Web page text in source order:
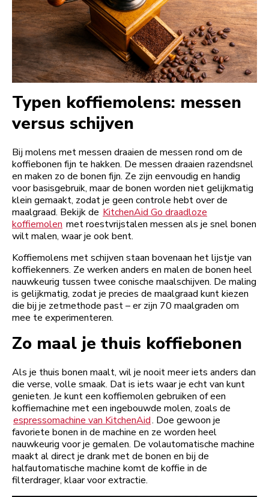
Typen koffiemolens: messen
versus schijven
Bij molens met messen draaien de messen rond om de
koffiebonen fijn te hakken. De messen draaien razendsnel
en maken zo de bonen fijn. Ze zijn eenvoudig en handig
voor basisgebruik, maar de bonen worden niet gelijkmatig
klein gemaakt, zodat je geen controle hebt over de
maalgraad. Bekijk de KitchenAid Go draadloze
koffiemolen met roestvrijstalen messen als je snel bonen
wilt malen, waar je ook bent.
Koffiemolens met schijven staan bovenaan het lijstje van
koffiekenners. Ze werken anders en malen de bonen heel
nauwkeurig tussen twee conische maalschijven. De maling
is gelijkmatig, zodat je precies de maalgraad kunt kiezen
die bij je zetmethode past – er zijn 70 maalgraden om
mee te experimenteren.
Zo maal je thuis koffiebonen
Als je thuis bonen maalt, wil je nooit meer iets anders dan
die verse, volle smaak. Dat is iets waar je echt van kunt
genieten. Je kunt een koffiemolen gebruiken of een
koffiemachine met een ingebouwde molen, zoals de
espressomachine van KitchenAid. Doe gewoon je
favoriete bonen in de machine en ze worden heel
nauwkeurig voor je gemalen. De volautomatische machine
maakt al direct je drank met de bonen en bij de
halfautomatische machine komt de koffie in de
filterdrager, klaar voor extractie.